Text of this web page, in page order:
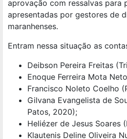
aprovação com ressalvas para
apresentadas por gestores de
maranhenses.
Entram nessa situação as
Deibson Pereira Freitas
Enoque Ferreira Mota
Francisco Noleto Coelho
Gilvana Evangelista de
Patos, 2020);
Heliézer de Jesus Soares
Klautenis Deline Oliveira